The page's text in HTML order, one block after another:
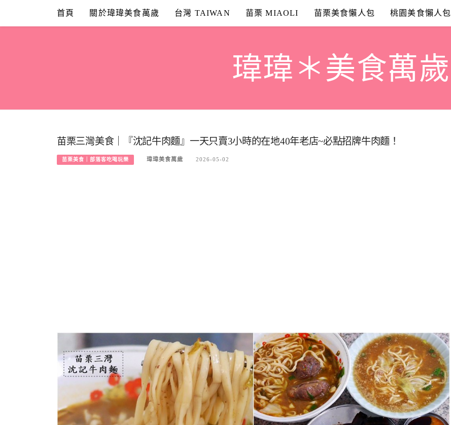
content
首頁 關於瑋瑋美食萬歲 台灣 TAIWAN 苗栗 MIAOLI 苗栗美食懶人包 桃園美食懶人包
瑋瑋＊美食萬歲
苗栗三灣美食｜『沈記牛肉麵』一天只賣3小時的在地40年老店~必點招牌牛肉麵！
苗栗美食｜部落客吃喝玩樂 瑋瑋美食萬歲 2026-05-02